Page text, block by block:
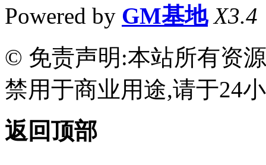
Powered by GM基地 X3.4
© 免责声明:本站所有资
禁用于商业用途,请于24
返回顶部